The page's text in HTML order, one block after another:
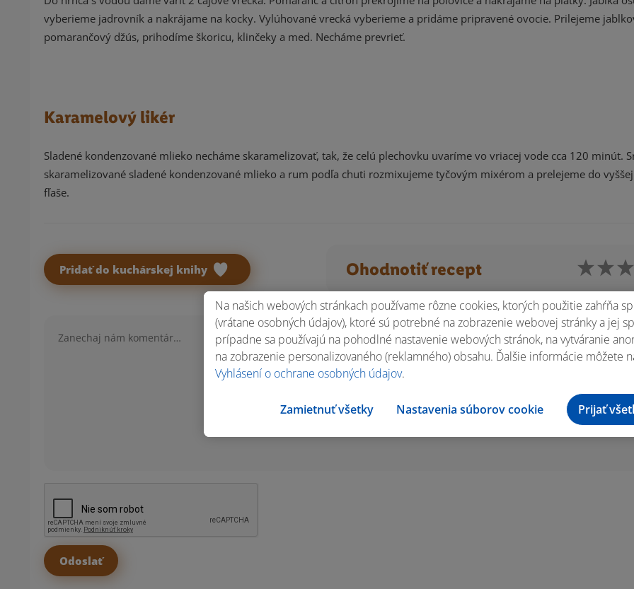
vyberieme jadrovník a nakrájame na kocky. Vylúhované vrecká vyberieme a pridáme pripravené ovocie. Prilejeme
pomarančový džús, prihodíme škoricu, klinčeky a med. Necháme prevrieť.
Karamelový likér
Sladené kondenzované mlieko necháme skaramelizovať, tak, že celú plechovku uvaríme vo vriacej vode cca 120 minút.
skaramelizované sladené kondenzované mlieko a rum podľa chuti rozmixujeme tyčovým mixérom a prelejeme do
fľaše.
Pridať do kuchárskej knihy Ohodnotiť recept
Na našich webových stránkach používame rôzne cookies, ktorých použitie zahŕňa
(vrátane osobných údajov), ktoré sú potrebné na zobrazenie webovej stránky a jej
prípadne sa používajú na pohodlné nastavenie webových stránok, na vytváranie
na zobrazenie personalizovaného (reklamného) obsahu. Ďalšie informácie môžete
Vyhlásení o ochrane osobných údajov.
Zamietnuť všetky Nastavenia súborov cookie Prijať